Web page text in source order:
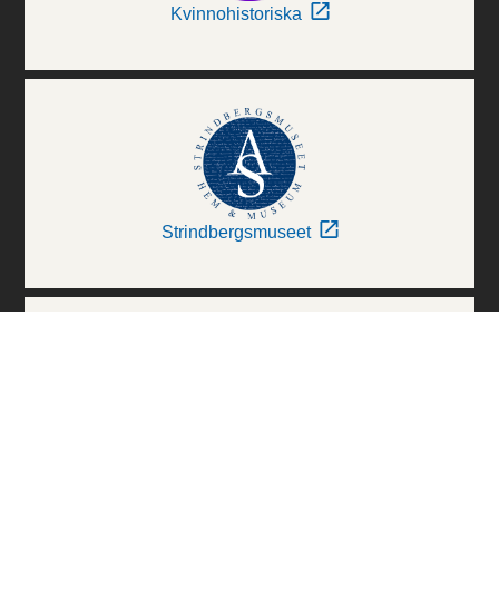
Kvinnohistoriska
Strindbergsmuseet